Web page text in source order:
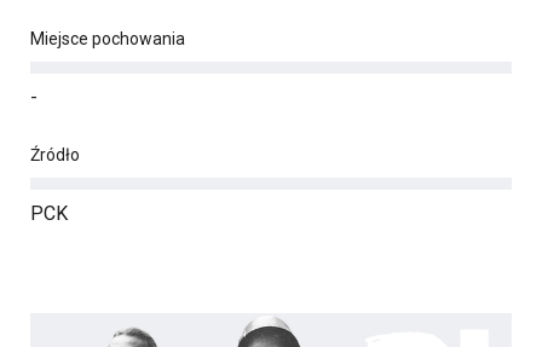
Miejsce pochowania
-
Źródło
PCK